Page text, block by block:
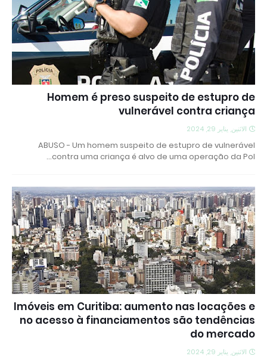
Homem é preso suspeito de estupro de
vulnerável contra criança
الاثنين, يناير 29, 2024
ABUSO - Um homem suspeito de estupro de vulnerável
contra uma criança é alvo de uma operação da Pol…
Imóveis em Curitiba: aumento nas locações e
no acesso à financiamentos são tendências
do mercado
الاثنين, يناير 29, 2024